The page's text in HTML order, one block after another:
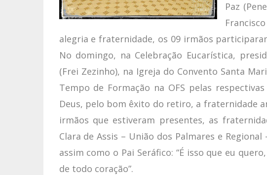
Paz
alegria e fraternidade, os 09 irmãos
No domingo, na Celebração Eucarística,
(Frei Zezinho), na Igreja do Convento Santa
Tempo de Formação na OFS pelas
Deus, pelo bom êxito do retiro, a fraternidade
irmãos que estiveram presentes, as
Clara de Assis – União dos Palmares e
assim como o Pai Seráfico: “É isso que eu
de todo coração”.